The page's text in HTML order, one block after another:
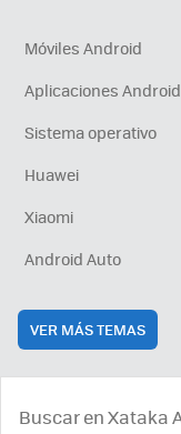
Móviles Android
Aplicaciones Android
Sistema operativo
Huawei
Xiaomi
Android Auto
VER MÁS TEMAS